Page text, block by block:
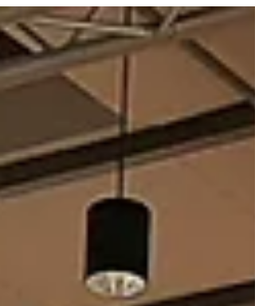
Bildungsanbietern 💬 Unsere starken
Messepartner:Agentur für Arbeit Essen &
JobCente